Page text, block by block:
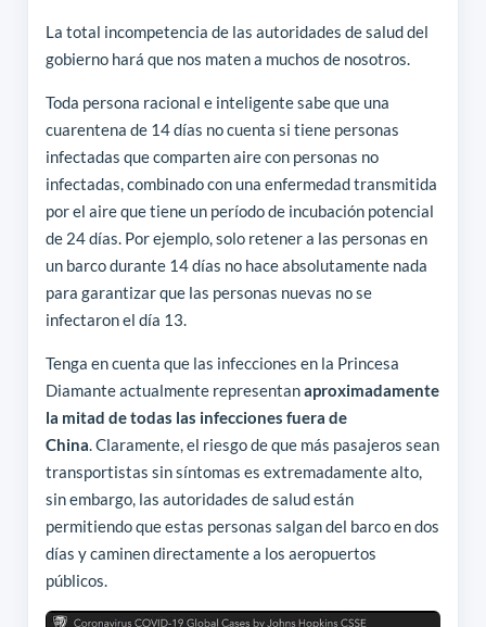
La total incompetencia de las autoridades de salud del
gobierno hará que nos maten a muchos de nosotros.
Toda persona racional e inteligente sabe que una
cuarentena de 14 días no cuenta si tiene personas
infectadas que comparten aire con personas no
infectadas, combinado con una enfermedad transmitida
por el aire que tiene un período de incubación potencial
de 24 días. Por ejemplo, solo retener a las personas en
un barco durante 14 días no hace absolutamente nada
para garantizar que las personas nuevas no se
infectaron el día 13.
Tenga en cuenta que las infecciones en la Princesa
Diamante actualmente representanaproximadamente
la mitad de todas las infecciones fuera de
China. Claramente, el riesgo de que más pasajeros sean
transportistas sin síntomas es extremadamente alto,
sin embargo, las autoridades de salud están
permitiendo que estas personas salgan del barco en dos
días y caminen directamente a los aeropuertos
públicos.